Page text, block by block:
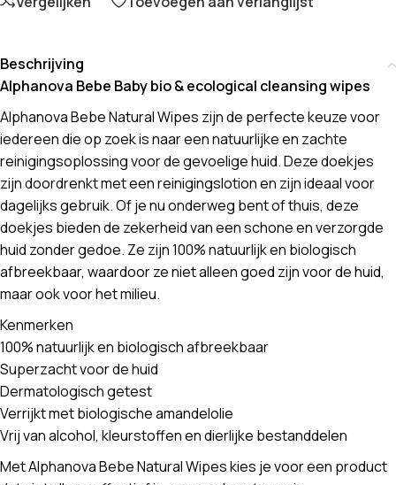
Beschrijving
Alphanova Bebe Baby bio & ecological cleansing wipes
Alphanova Bebe Natural Wipes zijn de perfecte keuze voor
iedereen die op zoek is naar een natuurlijke en zachte
reinigingsoplossing voor de gevoelige huid. Deze doekjes
zijn doordrenkt met een reinigingslotion en zijn ideaal voor
dagelijks gebruik. Of je nu onderweg bent of thuis, deze
doekjes bieden de zekerheid van een schone en verzorgde
huid zonder gedoe. Ze zijn 100% natuurlijk en biologisch
afbreekbaar, waardoor ze niet alleen goed zijn voor de huid,
maar ook voor het milieu.
Kenmerken
100% natuurlijk en biologisch afbreekbaar
Superzacht voor de huid
Dermatologisch getest
Verrijkt met biologische amandelolie
Vrij van alcohol, kleurstoffen en dierlijke bestanddelen
Met Alphanova Bebe Natural Wipes kies je voor een product